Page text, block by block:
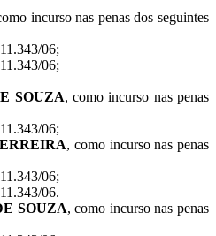
incurso nas penas dos seguintes
06;
06;
SOUZA, como incurso nas penas
06;
, como incurso nas penas
06;
06.
SOUZA, como incurso nas penas